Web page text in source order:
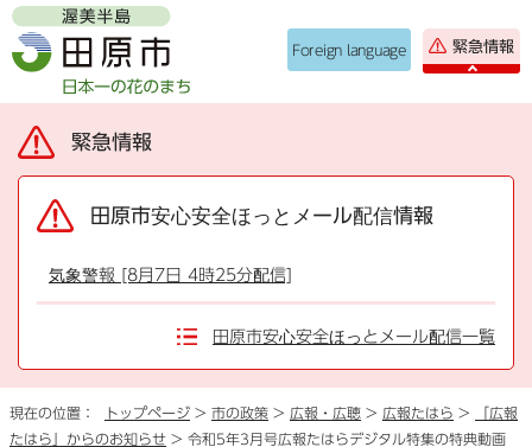
Foreign language 緊急情報
緊急情報
田原市安心安全ほっとメール配信情報
気象警報 [8月7日 4時25分配信]
田原市安心安全ほっとメール配信一覧
現在の位置： トップページ > 市の政策 > 広報・広聴 > 広報たはら >
「広報
たはら」からのお知らせ > 令和5年3月号広報たはらデジタル特集の特典動画